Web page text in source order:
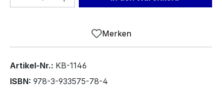
Merken
Artikel-Nr.: KB-1146
ISBN: 978-3-933575-78-4